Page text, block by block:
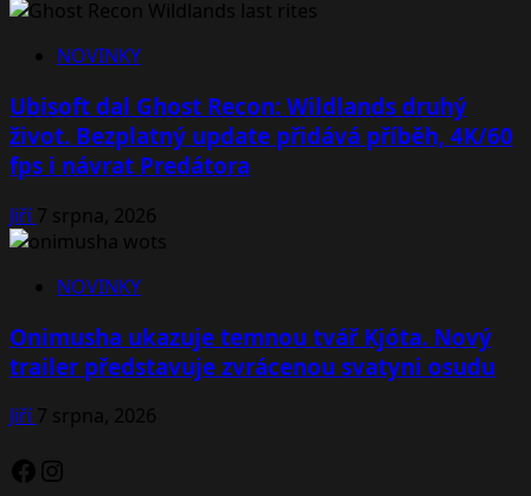
NOVINKY
Ubisoft dal Ghost Recon: Wildlands druhý
život. Bezplatný update přidává příběh, 4K/60
fps i návrat Predátora
Jiří7 srpna, 2026
NOVINKY
Onimusha ukazuje temnou tvář Kjóta. Nový
trailer představuje zvrácenou svatyni osudu
Jiří7 srpna, 2026
Facebook
Instagram